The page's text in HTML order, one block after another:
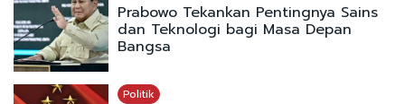
Prabowo Tekankan Pentingnya Sains
dan Teknologi bagi Masa Depan
Bangsa
Politik